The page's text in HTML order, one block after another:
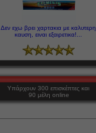
Δεν εχω βρει χαρτακια με καλυτερη
καυση, ειναι εξαιρετικα!...
Υπάρχουν 300 επισκέπτες και
90 μέλη online